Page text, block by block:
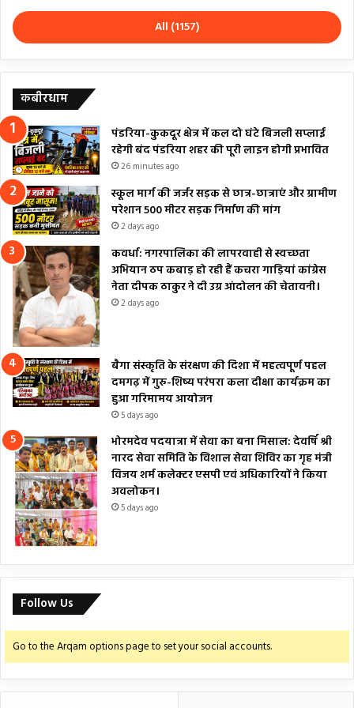
All (1157)
कबीरधाम
पंडरिया-कुकदूर क्षेत्र में कल दो घंटे बिजली सप्लाई
रहेगी बंद पंडरिया शहर की पूरी लाइन होगी प्रभावित
26 minutes ago
स्कूल मार्ग की जर्जर सड़क से छात्र-छात्राएं और ग्रामीण
परेशान 500 मीटर सड़क निर्माण की मांग
2 days ago
कवर्धा: नगरपालिका की लापरवाही से स्वच्छता
अभियान ठप कबाड़ हो रही हैं कचरा गाड़ियां कांग्रेस
नेता दीपक ठाकुर ने दी उग्र आंदोलन की चेतावनी।
2 days ago
बैगा संस्कृति के संरक्षण की दिशा में महत्वपूर्ण पहल
दमगढ़ में गुरु-शिष्य परंपरा कला दीक्षा कार्यक्रम का
हुआ गरिमामय आयोजन
5 days ago
भोरमदेव पदयात्रा में सेवा का बना मिसाल: देवर्षि श्री
नारद सेवा समिति के विशाल सेवा शिविर का गृह मंत्री
विजय शर्म कलेक्टर एसपी एवं अधिकारियों ने किया
अवलोकन।
5 days ago
Follow Us
Go to the Arqam options page to set your social accounts.